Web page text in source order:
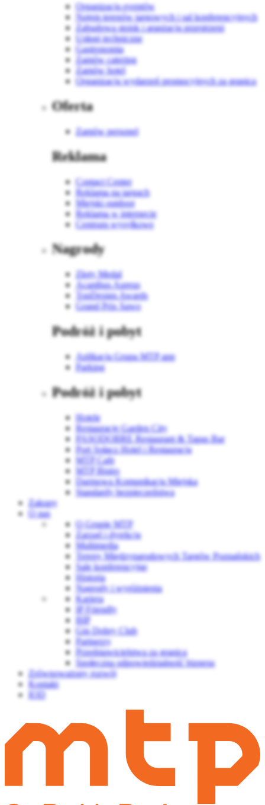
Organizacja eventów
Najem terenów targowych i sal konferencyjnych
Zabudowa stoisk i aranżacja przestrzeni
Usługi techniczne
Gastronomia
Zamów catering
Zamów hotel
Organizacja wydarzeń promocyjnych za granicą
Oferta
Zamów personel
Reklama
Contact Center
Reklama na targach
Miejski outdoor
Reklama w internecie
Centrum wysyłkowe
Nagrody
Złoty Medal
Acanthus Aureus
TopDesign Awards
Grand Prix Sawo
Podróż i pobyt
Aplikacja Grupa MTP app
Parking
Podróż i pobyt
Hotele
Restauracje Garden City
PASODOBRE Restaurant & Tapas Bar
Port Sołacz Hotel i Restauracja
MTP Cafe
MTP Bistro
Darmowa Komunikacja Miejska
Standardy bezpieczeństwa
Zakupy
O nas
O Grupie MTP
Zarząd i dyrekcja
Multimedia
Tereny Międzynarodowych Targów Poznańskich
Sale konferencyjne
Historia
Nagrody i wyróżnienia
Kariera
IP Friendly
BIP
Gin Dobry Club
Partnerzy
Przedstawicielstwa za granicą
Społeczna odpowiedzialność biznesu
Zrównoważony rozwój
Kontakt
IOD